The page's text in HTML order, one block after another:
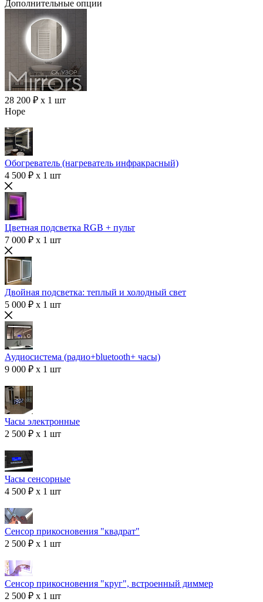
Дополнительные опции
28 200 ₽ x 1 шт
Hope
Обогреватель (нагреватель инфракрасный)
4 500 ₽ x 1 шт
Цветная подсветка RGB + пульт
7 000 ₽ x 1 шт
Двойная подсветка: теплый и холодный свет
5 000 ₽ x 1 шт
Аудиосистема (радио+bluetooth+ часы)
9 000 ₽ x 1 шт
Часы электронные
2 500 ₽ x 1 шт
Часы сенсорные
4 500 ₽ x 1 шт
Сенсор прикосновения "квадрат"
2 500 ₽ x 1 шт
Сенсор прикосновения "круг", встроенный диммер
2 500 ₽ x 1 шт